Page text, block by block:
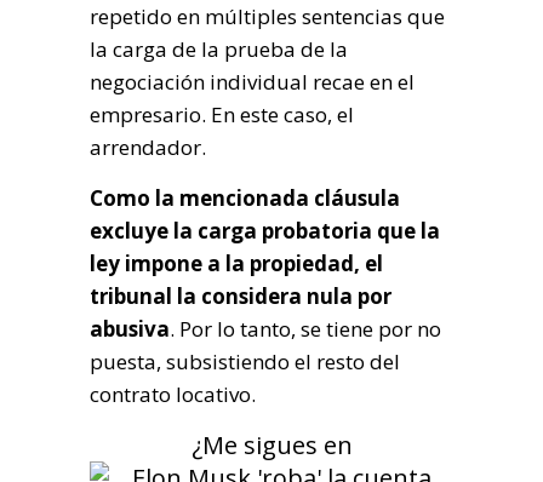
repetido en múltiples sentencias que
la carga de la prueba de la
negociación individual recae en el
empresario. En este caso, el
arrendador.
Como la mencionada cláusula
excluye la carga probatoria que la
ley impone a la propiedad, el
tribunal la considera nula por
abusiva. Por lo tanto, se tiene por no
puesta, subsistiendo el resto del
contrato locativo.
¿Me sigues en